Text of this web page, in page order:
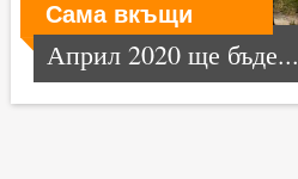
Сама вкъщи
Април 2020 ще бъде...